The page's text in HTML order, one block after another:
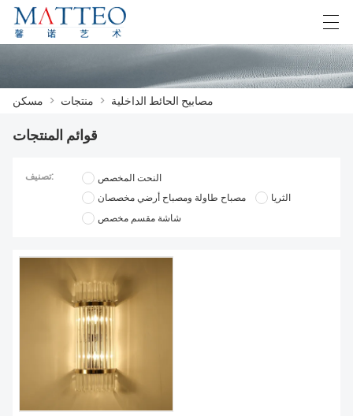
قضية
منتجات
Deutsch Español
مسكن > منتجات > مصابيح الحائط الداخلية
قوائم المنتجات
تصنيف:
النحت المخصص
مصباح طاولة ومصباح أرضي مخصصان
الثريا
شاشة مقسم مخصص